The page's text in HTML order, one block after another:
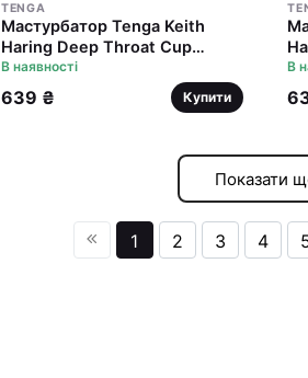
TENGA
Мастурбатор Tenga Keith
Haring Deep Throat Cup
(глибоке горло) з вакуумною
стимуляцією
В наявності
639 ₴ Купити
В
Показати
1 2 3 4